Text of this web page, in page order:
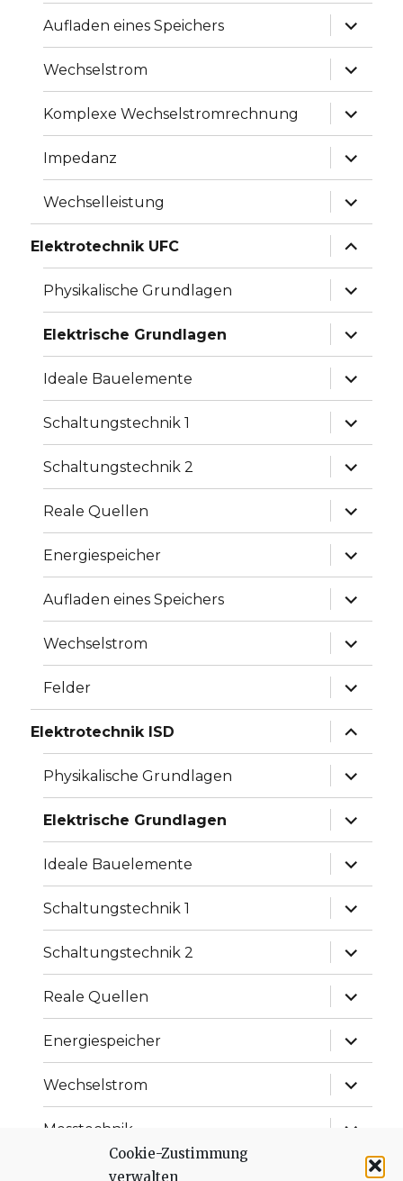
Cookie-Zustimmung
verwalten
Aufladen eines Speichers
Wechselstrom
Komplexe Wechselstromrechnung
Impedanz
Wechselleistung
Elektrotechnik UFC
Physikalische Grundlagen
Elektrische Grundlagen
Ideale Bauelemente
Schaltungstechnik 1
Schaltungstechnik 2
Reale Quellen
Energiespeicher
Aufladen eines Speichers
Wechselstrom
Felder
Elektrotechnik ISD
Physikalische Grundlagen
Elektrische Grundlagen
Ideale Bauelemente
Schaltungstechnik 1
Schaltungstechnik 2
Reale Quellen
Energiespeicher
Wechselstrom
Messtechnik
Versorgung von Schaltungen